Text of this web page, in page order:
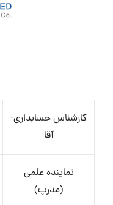
کارشناس حسابداری-
آقا
نماینده علمی
(مدرپ)